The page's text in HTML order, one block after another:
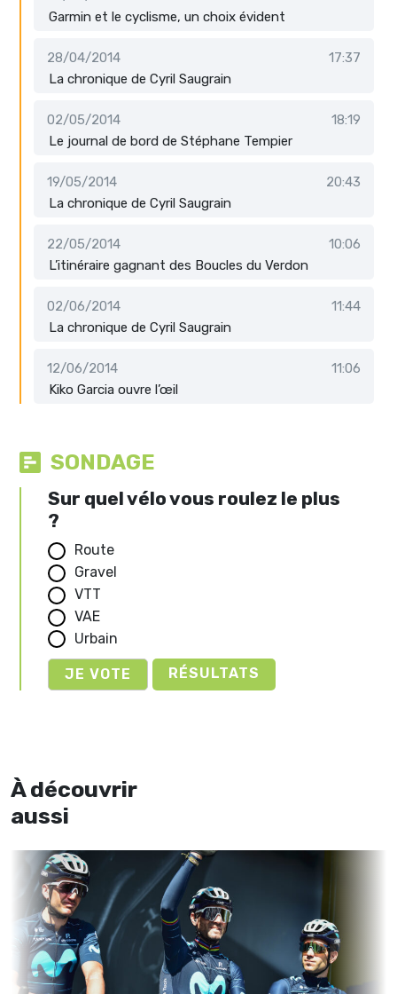
Garmin et le cyclisme, un choix évident
28/04/2014
17:37
La chronique de Cyril Saugrain
02/05/2014
18:19
Le journal de bord de Stéphane Tempier
19/05/2014
20:43
La chronique de Cyril Saugrain
22/05/2014
10:06
L’itinéraire gagnant des Boucles du Verdon
02/06/2014
11:44
La chronique de Cyril Saugrain
12/06/2014
11:06
Kiko Garcia ouvre l’œil
SONDAGE
Sur quel vélo vous roulez le plus
?
Route
Gravel
VTT
VAE
Urbain
RÉSULTATS
À découvrir
aussi